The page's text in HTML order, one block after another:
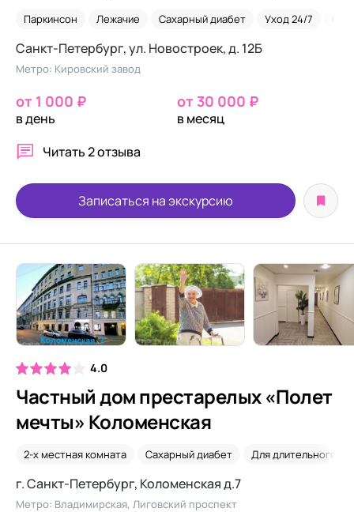
Паркинсон Лежачие Сахарный диабет Уход 24/7
Санкт-Петербург, ул. Новостроек, д. 12Б
Метро: Кировский завод
от 1 000 ₽
в день
от 30 000 ₽
в месяц
Читать2 отзыва
Записаться на экскурсию
4.0
Частный дом престарелых «Полет
мечты» Коломенская
2-х местная комната Сахарный диабет Для длительного
г. Санкт-Петербург, Коломенская д.7
Метро: Владимирская, Лиговский проспект